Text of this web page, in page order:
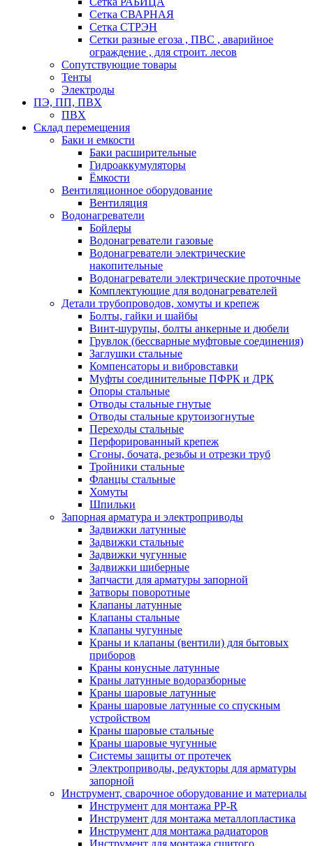
Сетка СВАРНАЯ
Сетка СТРЭН
Сетки разные егоза , ПВС , аварийное
ограждение , для строит. лесов
Сопутствующие товары
Тенты
Электроды
ПЭ, ПП, ПВХ
ПВХ
Склад перемещения
Баки и емкости
Баки расширительные
Гидроаккумуляторы
Ёмкости
Вентиляционное оборудование
Вентиляция
Водонагреватели
Бойлеры
Водонагреватели газовые
Водонагреватели электрические
накопительные
Водонагреватели электрические проточные
Комплектующие для водонагревателей
Детали трубопроводов, хомуты и крепеж
Болты, гайки и шайбы
Винт-шурупы, болты анкерные и дюбели
Грувлок (бессварные муфтовые соединения)
Заглушки стальные
Компенсаторы и вибровставки
Муфты соединительные ПФРК и ДРК
Опоры стальные
Отводы стальные гнутые
Отводы стальные крутоизогнутые
Переходы стальные
Перфорированный крепеж
Сгоны, бочата, резьбы и отрезки труб
Тройники стальные
Фланцы стальные
Хомуты
Шпильки
Запорная арматура и электроприводы
Задвижки латунные
Задвижки стальные
Задвижки чугунные
Задвижки шиберные
Запчасти для арматуры запорной
Затворы поворотные
Клапаны латунные
Клапаны стальные
Клапаны чугунные
Краны и клапаны (вентили) для бытовых
приборов
Краны конусные латунные
Краны латунные водоразборные
Краны шаровые латунные
Краны шаровые латунные со спускным
устройством
Краны шаровые стальные
Краны шаровые чугунные
Системы защиты от протечек
Электроприводы, редукторы для арматуры
запорной
Инструмент, сварочное оборудование и материалы
Инструмент для монтажа PP-R
Инструмент для монтажа металлопластика
Инструмент для монтажа радиаторов
Инструмент для монтажа сшитого